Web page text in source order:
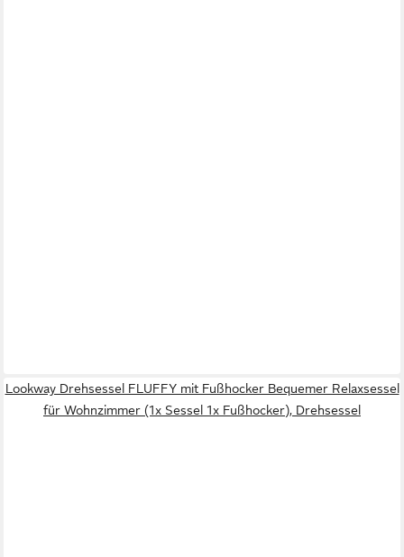
Lookway Drehsessel FLUFFY mit Fußhocker Bequemer Relaxsessel
für Wohnzimmer (1x Sessel 1x Fußhocker), Drehsessel